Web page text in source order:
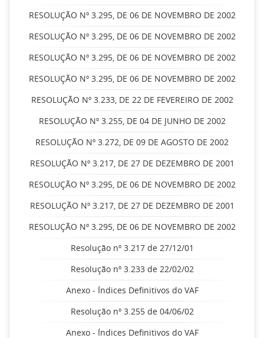
RESOLUÇÃO Nº 3.295, DE 06 DE NOVEMBRO DE 2002
RESOLUÇÃO Nº 3.295, DE 06 DE NOVEMBRO DE 2002
RESOLUÇÃO Nº 3.295, DE 06 DE NOVEMBRO DE 2002
RESOLUÇÃO Nº 3.295, DE 06 DE NOVEMBRO DE 2002
RESOLUÇÃO Nº 3.233, DE 22 DE FEVEREIRO DE 2002
RESOLUÇÃO Nº 3.255, DE 04 DE JUNHO DE 2002
RESOLUÇÃO Nº 3.272, DE 09 DE AGOSTO DE 2002
RESOLUÇÃO Nº 3.217, DE 27 DE DEZEMBRO DE 2001
RESOLUÇÃO Nº 3.295, DE 06 DE NOVEMBRO DE 2002
RESOLUÇÃO Nº 3.217, DE 27 DE DEZEMBRO DE 2001
RESOLUÇÃO Nº 3.295, DE 06 DE NOVEMBRO DE 2002
Resolução nº 3.217 de 27/12/01
Resolução nº 3.233 de 22/02/02
Anexo - Índices Definitivos do VAF
Resolução nº 3.255 de 04/06/02
Anexo - Índices Definitivos do VAF